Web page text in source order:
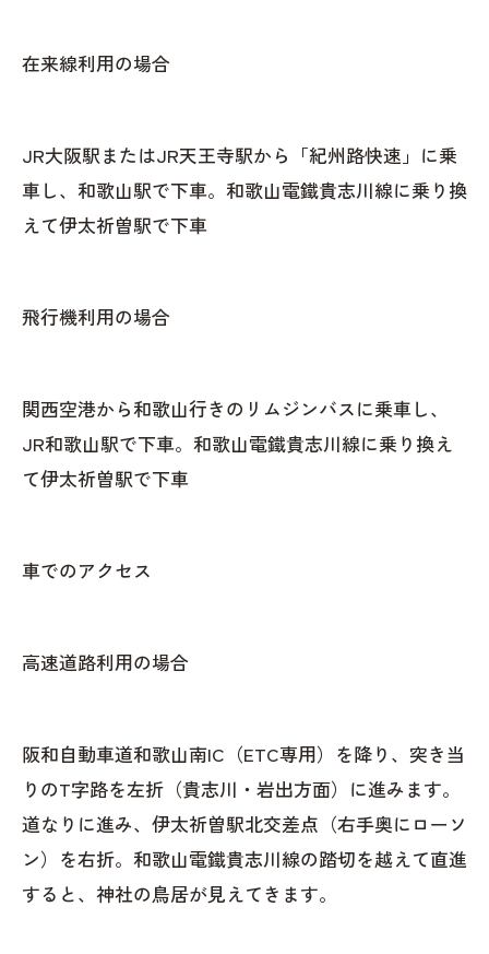
在来線利用の場合
JR大阪駅またはJR天王寺駅から「紀州路快速」に乗
車し、和歌山駅で下車。和歌山電鐵貴志川線に乗り換
えて伊太祈曽駅で下車
飛行機利用の場合
関西空港から和歌山行きのリムジンバスに乗車し、
JR和歌山駅で下車。和歌山電鐵貴志川線に乗り換え
て伊太祈曽駅で下車
車でのアクセス
高速道路利用の場合
阪和自動車道和歌山南IC（ETC専用）を降り、突き当
りのT字路を左折（貴志川・岩出方面）に進みます。
道なりに進み、伊太祈曽駅北交差点（右手奥にローソ
ン）を右折。和歌山電鐵貴志川線の踏切を越えて直進
すると、神社の鳥居が見えてきます。